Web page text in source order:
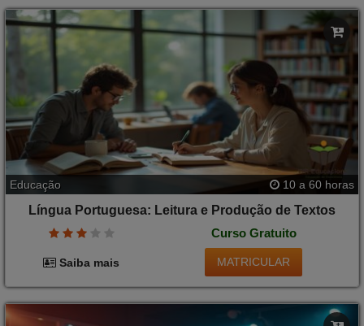
Educação 10 a 60 horas
Língua Portuguesa: Leitura e Produção de Textos
Curso Gratuito
Saiba mais MATRICULAR